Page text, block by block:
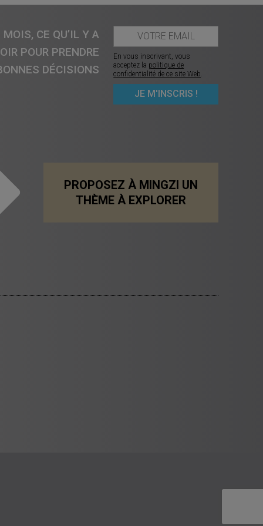
MOIS, CE QU’IL Y A
POUR PRENDRE
DÉCISIONS
En vous inscrivant, vous
acceptez la politique de
confidentialité de ce site Web
PROPOSEZ À MINGZI UN
THÈME À EXPLORER